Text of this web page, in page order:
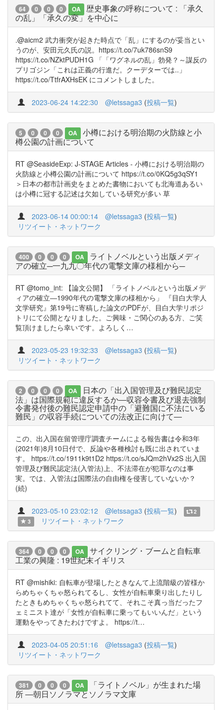
64 0 0 0 OA
歴史事象の呼称について : 「承久
の乱」「承久の変」を中心に
.@aicm2 武力衝突が起きた時点で「乱」にするのが妥当とい
うのが、安田元久氏の説。https://t.co/7uk786snS9
https://t.co/NZktPUDH1G 「「ワグネルの乱」勃発？～謀反の
プリゴジン「これは正義の行進だ。クーデターでは..」
https://t.co/TtfrAXHsEK にコメントしました。
2023-06-24 14:22:30 @letssaga3 (投稿一覧)
5 0 0 0 OA
小樽における明治期の火防線と小
樽公園の計画について
RT @SeasideExp: J-STAGE Articles - 小樽における明治期の
火防線と小樽公園の計画について https://t.co/0KQ5g3qSY1
＞日本の都市計画史をまとめた書物においても北海道あるい
は小樽に冠する記述は欠如している研究が多い 草
2023-06-14 00:00:14 @letssaga3 (投稿一覧)
リツイート・ネットワーク
400 0 0 0 OA
ライトノベルという出版メディ
アの確立─一九九〇年代の電撃文庫の様相から─
RT @tomo_int: 【論文公開】 「ライトノベルという出版メデ
ィアの確立―1990年代の電撃文庫の様相から」 『目白大学人
文学研究』第19号に寄稿した論文のPDFが、目白大学リポジ
トリにて公開となりました。ご興味・ご関心のある方、ご笑
覧頂けましたら幸いです。よろしく…
2023-05-23 19:32:33 @letssaga3 (投稿一覧)
リツイート・ネットワーク
2 0 0 0 OA
日本の「出入国管理及び難民認定
法」は国際規範に違反するか―収容令書及び退去強制
令書発付後の難民認定申請中の「避難国に不法にいる
難民」の収容手続についての法改正に向けて―
この、出入国在留管理庁調査チームによる報告書は令和3年
(2021年)8月10日付で、反論や各種検討も既に出されていま
す。 https://t.co/1911k9t1D2 https://t.co/sJQm2hVx2S 出入国
管理及び難民認定法(入管法)上、不法滞在が犯罪なのは事
実。では、入管法は国際法の自由権を侵害していないか？
(続)
2023-05-10 23:02:12 @letssaga3 (投稿一覧)
2
3
リツイート・ネットワーク
364 0 0 0 OA
サイクリング・ブームと自転車
工業の興隆 : 19世紀末イギリス
RT @mishiki: 自転車が登場したときなんて上流階級の皆様か
らめちゃくちゃ怒られてるし、女性が自転車乗り出したりし
たときもめちゃくちゃ怒られてて、それこそ真っ当だったフ
ェミニスト達が「女性が自転車に乗ってもいいんだ」という
運動をやってきたわけですよ。 https://t…
2023-04-05 20:51:16 @letssaga3 (投稿一覧)
リツイート・ネットワーク
381 0 0 0 OA
「ライトノベル」が生まれた場
所 ―朝日ソノラマとソノラマ文庫